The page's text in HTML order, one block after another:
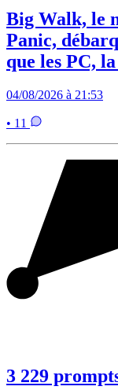
Big Walk, le
Panic,
que les PC,
04/08/2026 à 21:53
• 11
3 229